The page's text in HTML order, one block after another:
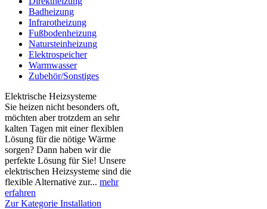
Badheizung
Infrarotheizung
Fußbodenheizung
Natursteinheizung
Elektrospeicher
Warmwasser
Zubehör/Sonstiges
Elektrische Heizsysteme
Sie heizen nicht besonders oft,
möchten aber trotzdem an sehr
kalten Tagen mit einer flexiblen
Lösung für die nötige Wärme
sorgen? Dann haben wir die
perfekte Lösung für Sie! Unsere
elektrischen Heizsysteme sind die
flexible Alternative zur... mehr
erfahren
Zur Kategorie Installation